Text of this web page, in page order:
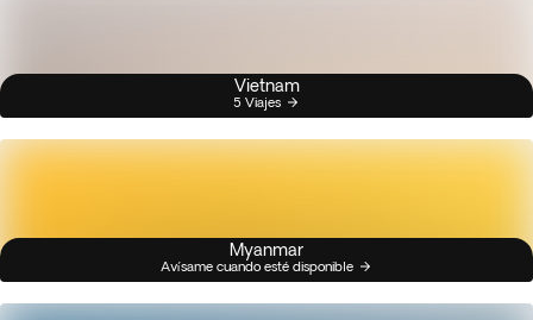
Vietnam
5 Viajes
Myanmar
Avísame cuando esté disponible